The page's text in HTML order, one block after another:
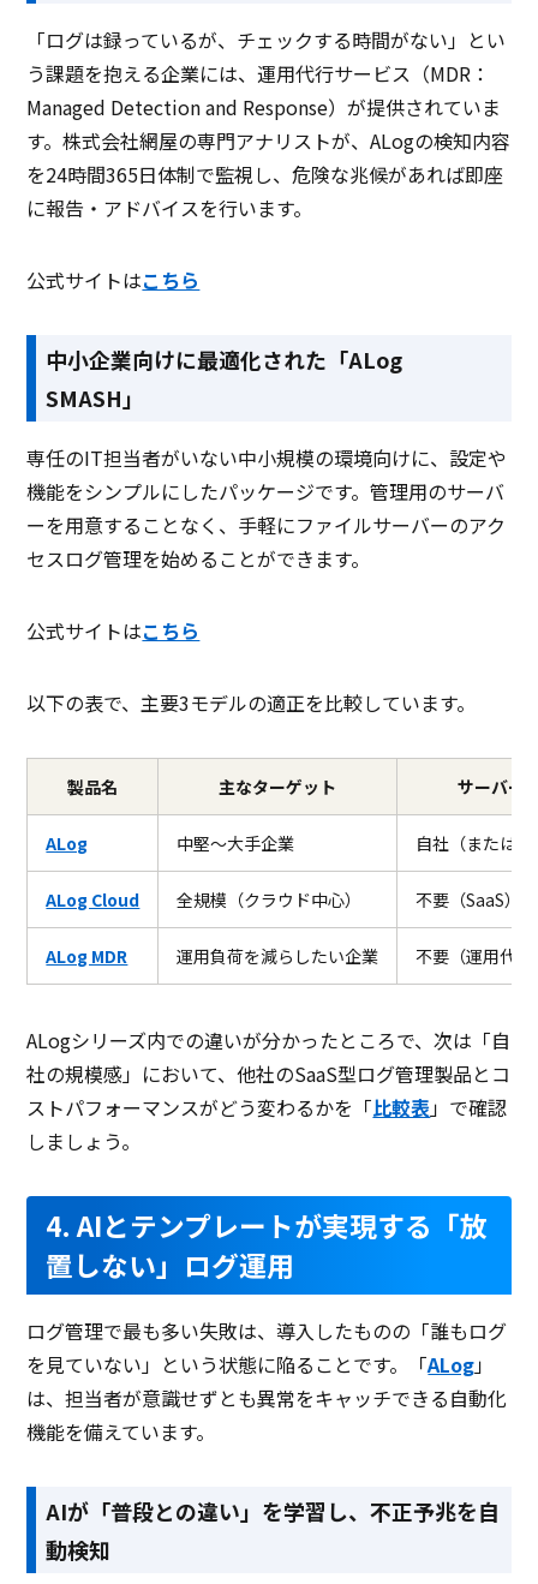
「ログは録っているが、チェックする時間がない」とい
う課題を抱える企業には、運用代行サービス（MDR：
Managed Detection and Response）が提供されていま
す。株式会社網屋の専門アナリストが、ALogの検知内容
を24時間365日体制で監視し、危険な兆候があれば即座
に報告・アドバイスを行います。
公式サイトはこちら
中小企業向けに最適化された「ALog
SMASH」
専任のIT担当者がいない中小規模の環境向けに、設定や
機能をシンプルにしたパッケージです。管理用のサーバ
ーを用意することなく、手軽にファイルサーバーのアク
セスログ管理を始めることができます。
公式サイトはこちら
以下の表で、主要3モデルの適正を比較しています。
製品名 主なターゲット サーバー
ALog 中堅〜大手企業 自社（または
ALog Cloud 全規模（クラウド中心） 不要（SaaS）
ALog MDR 運用負荷を減らしたい企業 不要（運用代行
ALogシリーズ内での違いが分かったところで、次は「自
社の規模感」において、他社のSaaS型ログ管理製品とコ
ストパフォーマンスがどう変わるかを「比較表」で確認
しましょう。
4. AIとテンプレートが実現する「放
置しない」ログ運用
ログ管理で最も多い失敗は、導入したものの「誰もログ
を見ていない」という状態に陥ることです。「ALog」
は、担当者が意識せずとも異常をキャッチできる自動化
機能を備えています。
AIが「普段との違い」を学習し、不正予兆を自
動検知